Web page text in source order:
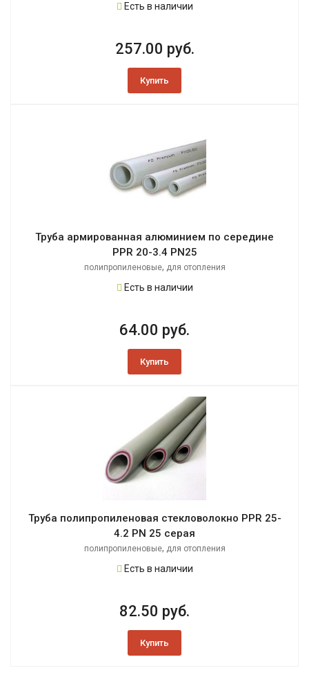
Есть в наличии
257.00 руб.
Купить
Труба армированная алюминием по середине
PPR 20-3.4 PN25
полипропиленовые, для отопления
Есть в наличии
64.00 руб.
Купить
Труба полипропиленовая стекловолокно PPR 25-
4.2 PN 25 серая
полипропиленовые, для отопления
Есть в наличии
82.50 руб.
Купить